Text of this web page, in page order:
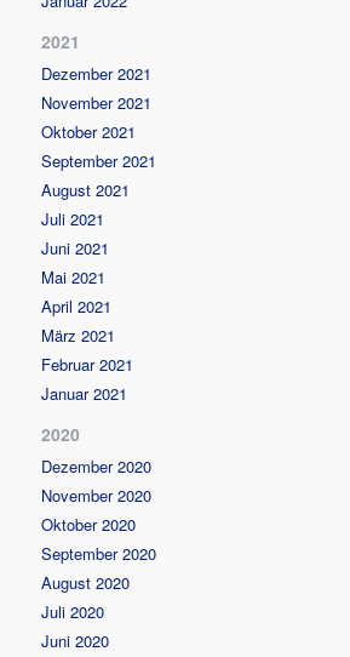
2021
Dezember 2021
November 2021
Oktober 2021
September 2021
August 2021
Juli 2021
Juni 2021
Mai 2021
April 2021
März 2021
Februar 2021
Januar 2021
2020
Dezember 2020
November 2020
Oktober 2020
September 2020
August 2020
Juli 2020
Juni 2020